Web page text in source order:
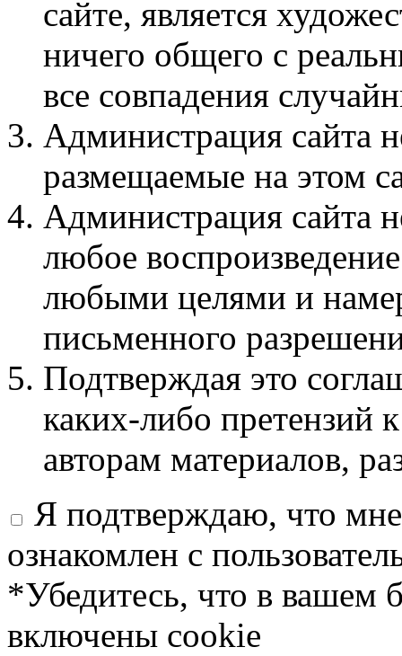
сайте, является
ничего общего с
все совпадения
Администрация сайта
размещаемые на этом
Администрация сайта
любое
любыми целями и
письменного
Подтверждая это
каких-либо претензий
авторам материалов,
Я подтверждаю, что
ознакомлен с
*Убедитесь, что в вашем
включены cookie